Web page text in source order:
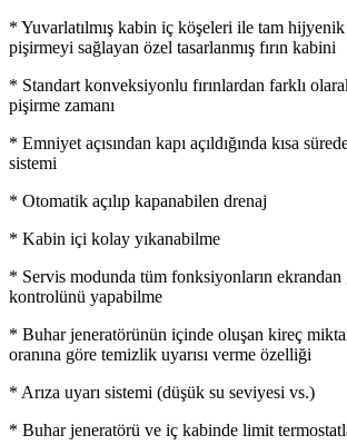
* Yuvarlatılmış kabin iç köşeleri ile tam
pişirmeyi sağlayan özel tasarlanmış fırın kabini
* Standart konveksiyonlu fırınlardan farklı
pişirme zamanı
* Emniyet açısından kapı açıldığında kısa
sistemi
* Otomatik açılıp kapanabilen drenaj
* Kabin içi kolay yıkanabilme
* Servis modunda tüm fonksiyonların
kontrolünü yapabilme
* Buhar jeneratörünün içinde oluşan kireç
oranına göre temizlik uyarısı verme özelliği
* Arıza uyarı sistemi (düşük su seviyesi vs.)
* Buhar jeneratörü ve iç kabinde limit